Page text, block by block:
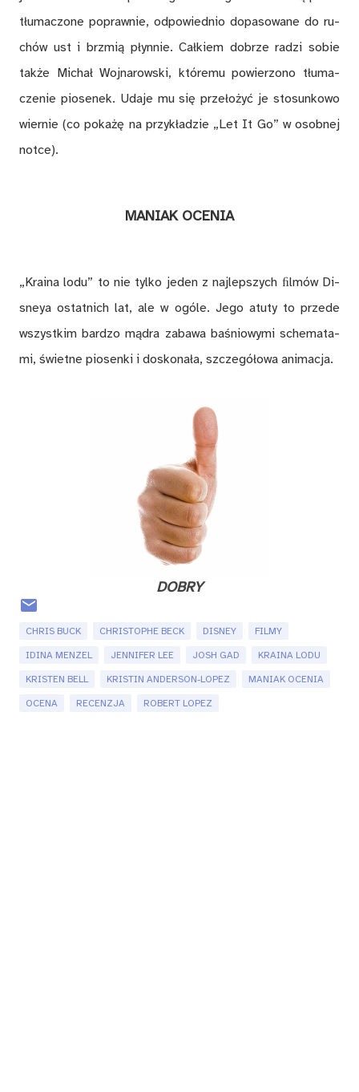
tłu­ma­czo­ne po­praw­nie, od­po­wied­nio do­pa­so­wa­ne do ru­
chów ust i brzmią płyn­nie. Cał­kiem do­brze ra­dzi so­bie
tak­że Mi­chał Woj­na­row­ski, któ­re­mu po­wie­rzo­no tłu­ma­
cze­nie pio­se­nek. Uda­je mu się prze­ło­żyć je sto­sun­ko­wo
wier­nie (co po­ka­żę na przy­kła­dzie „Let It Go” w osob­nej
not­ce).
MA­NIAK OCE­NIA
„Kra­ina lodu” to nie tyl­ko je­den z naj­lep­szych ﬁl­mów Di­
sneya ostat­nich lat, ale w ogó­le. Jego atu­ty to przede
wszyst­kim bar­dzo mą­dra za­ba­wa ba­śnio­wy­mi sche­ma­ta­
mi, świet­ne pio­sen­ki i do­sko­na­ła, szcze­gó­ło­wa ani­ma­cja.
DO­BRY
CHRIS BUCK CHRISTOPHE BECK DISNEY FILMY
IDINA MENZEL JENNIFER LEE JOSH GAD KRAINA LODU
KRISTEN BELL KRISTIN ANDERSON-LOPEZ MANIAK OCENIA
OCENA RECENZJA ROBERT LOPEZ